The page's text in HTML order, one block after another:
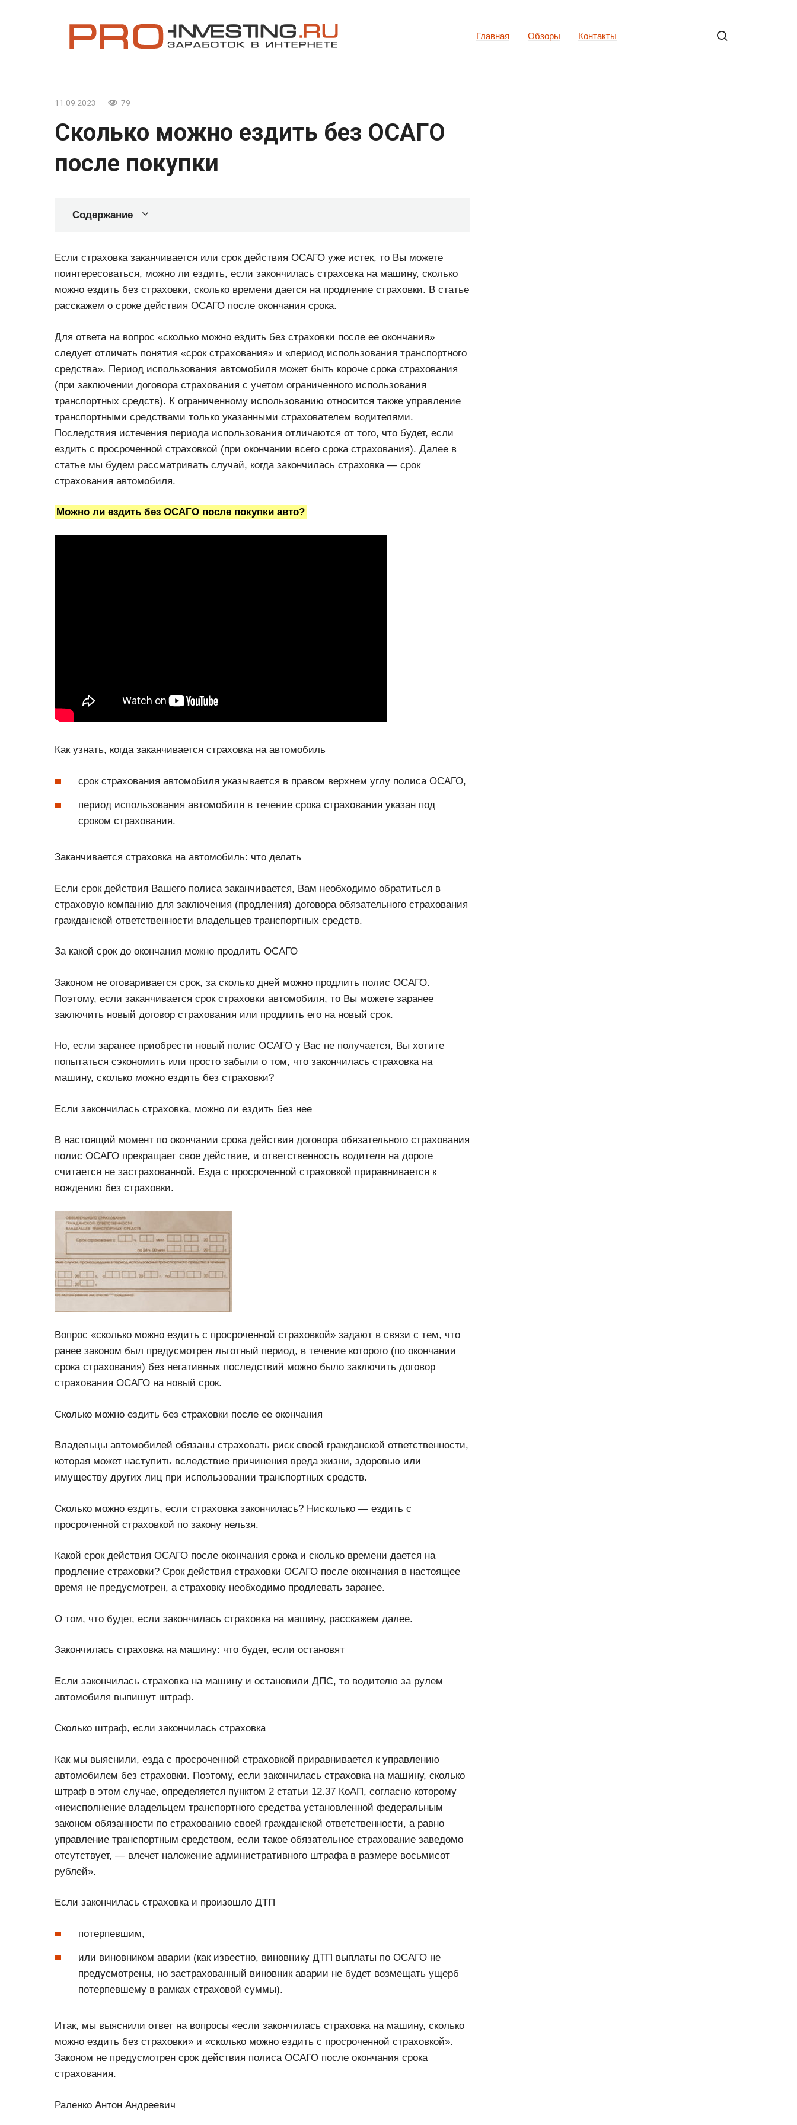
Главная Обзоры Контакты
11.09.2023 79
Сколько можно ездить без ОСАГО
после покупки
Содержание
Если страховка заканчивается или срок действия ОСАГО уже истек, то Вы можете
поинтересоваться, можно ли ездить, если закончилась страховка на машину, сколько
можно ездить без страховки, сколько времени дается на продление страховки. В статье
расскажем о сроке действия ОСАГО после окончания срока.
Для ответа на вопрос «сколько можно ездить без страховки после ее окончания»
следует отличать понятия «срок страхования» и «период использования транспортного
средства». Период использования автомобиля может быть короче срока страхования
(при заключении договора страхования с учетом ограниченного использования
транспортных средств). К ограниченному использованию относится также управление
транспортными средствами только указанными страхователем водителями.
Последствия истечения периода использования отличаются от того, что будет, если
ездить с просроченной страховкой (при окончании всего срока страхования). Далее в
статье мы будем рассматривать случай, когда закончилась страховка — срок
страхования автомобиля.
Можно ли ездить без ОСАГО после покупки авто?
Как узнать, когда заканчивается страховка на автомобиль
срок страхования автомобиля указывается в правом верхнем углу полиса ОСАГО,
период использования автомобиля в течение срока страхования указан под
сроком страхования.
Заканчивается страховка на автомобиль: что делать
Если срок действия Вашего полиса заканчивается, Вам необходимо обратиться в
страховую компанию для заключения (продления) договора обязательного страхования
гражданской ответственности владельцев транспортных средств.
За какой срок до окончания можно продлить ОСАГО
Законом не оговаривается срок, за сколько дней можно продлить полис ОСАГО.
Поэтому, если заканчивается срок страховки автомобиля, то Вы можете заранее
заключить новый договор страхования или продлить его на новый срок.
Но, если заранее приобрести новый полис ОСАГО у Вас не получается, Вы хотите
попытаться сэкономить или просто забыли о том, что закончилась страховка на
машину, сколько можно ездить без страховки?
Если закончилась страховка, можно ли ездить без нее
В настоящий момент по окончании срока действия договора обязательного страхования
полис ОСАГО прекращает свое действие, и ответственность водителя на дороге
считается не застрахованной. Езда с просроченной страховкой приравнивается к
вождению без страховки.
Вопрос «сколько можно ездить с просроченной страховкой» задают в связи с тем, что
ранее законом был предусмотрен льготный период, в течение которого (по окончании
срока страхования) без негативных последствий можно было заключить договор
страхования ОСАГО на новый срок.
Сколько можно ездить без страховки после ее окончания
Владельцы автомобилей обязаны страховать риск своей гражданской ответственности,
которая может наступить вследствие причинения вреда жизни, здоровью или
имуществу других лиц при использовании транспортных средств.
Сколько можно ездить, если страховка закончилась? Нисколько — ездить с
просроченной страховкой по закону нельзя.
Какой срок действия ОСАГО после окончания срока и сколько времени дается на
продление страховки? Срок действия страховки ОСАГО после окончания в настоящее
время не предусмотрен, а страховку необходимо продлевать заранее.
О том, что будет, если закончилась страховка на машину, расскажем далее.
Закончилась страховка на машину: что будет, если остановят
Если закончилась страховка на машину и остановили ДПС, то водителю за рулем
автомобиля выпишут штраф.
Сколько штраф, если закончилась страховка
Как мы выяснили, езда с просроченной страховкой приравнивается к управлению
автомобилем без страховки. Поэтому, если закончилась страховка на машину, сколько
штраф в этом случае, определяется пунктом 2 статьи 12.37 КоАП, согласно которому
«неисполнение владельцем транспортного средства установленной федеральным
законом обязанности по страхованию своей гражданской ответственности, а равно
управление транспортным средством, если такое обязательное страхование заведомо
отсутствует, — влечет наложение административного штрафа в размере восьмисот
рублей».
Если закончилась страховка и произошло ДТП
потерпевшим,
или виновником аварии (как известно, виновнику ДТП выплаты по ОСАГО не
предусмотрены, но застрахованный виновник аварии не будет возмещать ущерб
потерпевшему в рамках страховой суммы).
Итак, мы выяснили ответ на вопросы «если закончилась страховка на машину, сколько
можно ездить без страховки» и «сколько можно ездить с просроченной страховкой».
Законом не предусмотрен срок действия полиса ОСАГО после окончания срока
страхования.
Раленко Антон Андреевич